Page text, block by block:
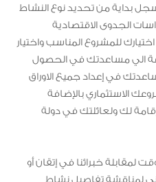
بداية من تحديد نوع النشاط
الجدوى الاقتصادية
للمشروع المناسب واختيار
الي مساعدتك في الحصول
في إعداد جميع الاوراق
الاستثماري بالإضافة
لك ولعائلتك في دولة
لمقابلة خبرائنا في إتقان أو